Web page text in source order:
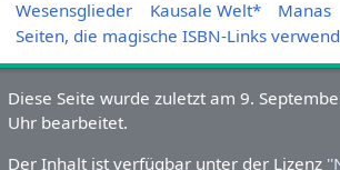
Kategorien:Siebengliederung des
Wesensglieder
Kausale Welt*
Manas
Seiten, die magische ISBN-Links